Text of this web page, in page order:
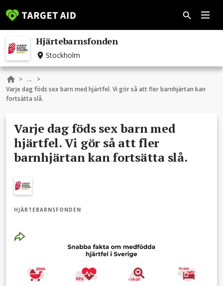
Hjärtebarnsfonden
Stockholm
> ...
>
Varje dag föds sex barn med hjärtfel. Vi gör så att fler barnhjärtan kan
fortsätta slå.
Varje dag föds sex barn med
hjärtfel. Vi gör så att fler
barnhjärtan kan fortsätta slå.
HJÄRTEBARNSFONDEN